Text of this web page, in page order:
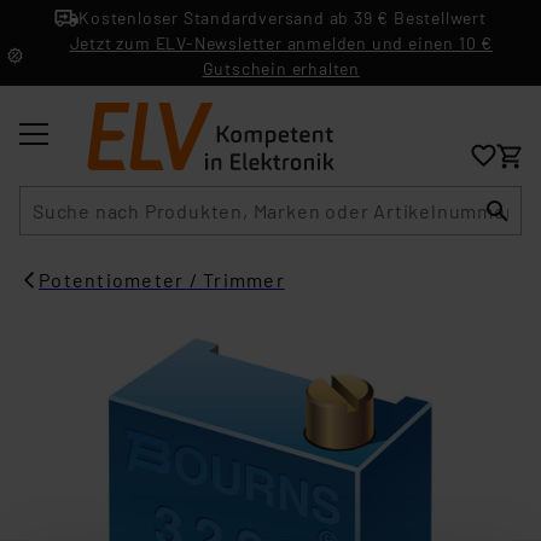
Kostenloser Standardversand ab 39 € Bestellwert
Jetzt zum ELV-Newsletter anmelden und einen 10 €
Gutschein erhalten
Potentiometer / Trimmer